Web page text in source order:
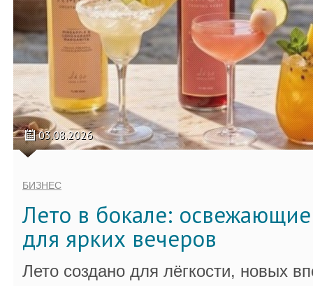
03.08.2026
БИЗНЕС
Лето в бокале:
для ярких вечеров
Лето создано для лёгкости, новых